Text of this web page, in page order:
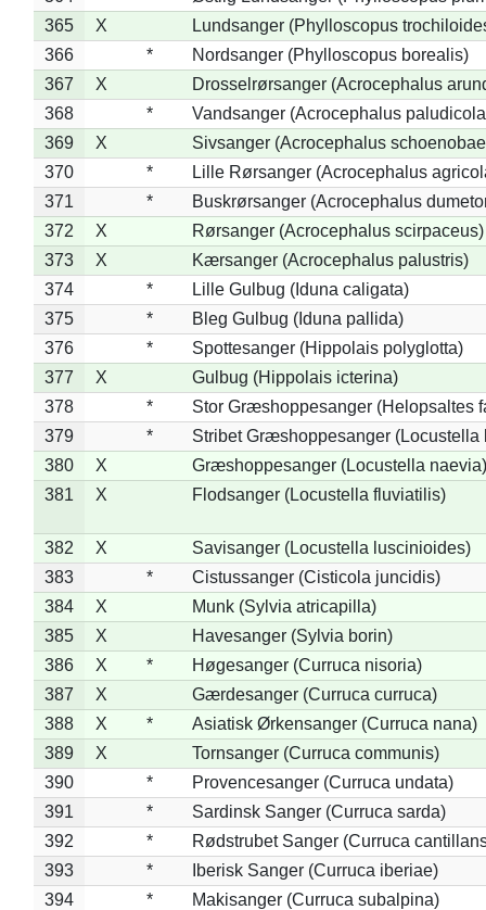
365
X
Lundsanger (Phylloscopus
366
*
Nordsanger (Phylloscopus borealis)
367
X
Drosselrørsanger (Acrocephalus
368
*
Vandsanger (Acrocephalus
369
X
Sivsanger (Acrocephalus
370
*
Lille Rørsanger (Acrocephalus
371
*
Buskrørsanger (Acrocephalus
372
X
Rørsanger (Acrocephalus scirpaceus)
373
X
Kærsanger (Acrocephalus palustris)
374
*
Lille Gulbug (Iduna caligata)
375
*
Bleg Gulbug (Iduna pallida)
376
*
Spottesanger (Hippolais polyglotta)
377
X
Gulbug (Hippolais icterina)
378
*
Stor Græshoppesanger (Helopsaltes
379
*
Stribet Græshoppesanger (Locustella
380
X
Græshoppesanger (Locustella naevia)
381
X Flodsanger (Locustella fluviatilis)
382 X
Savisanger (Locustella luscinioides)
383
*
Cistussanger (Cisticola juncidis)
384
X
Munk (Sylvia atricapilla)
385
X
Havesanger (Sylvia borin)
386
X *
Høgesanger (Curruca nisoria)
387
X
Gærdesanger (Curruca curruca)
388
X *
Asiatisk Ørkensanger (Curruca nana)
389
X
Tornsanger (Curruca communis)
390
*
Provencesanger (Curruca undata)
391
*
Sardinsk Sanger (Curruca sarda)
392
*
Rødstrubet Sanger (Curruca
393
*
Iberisk Sanger (Curruca iberiae)
394
*
Makisanger (Curruca subalpina)